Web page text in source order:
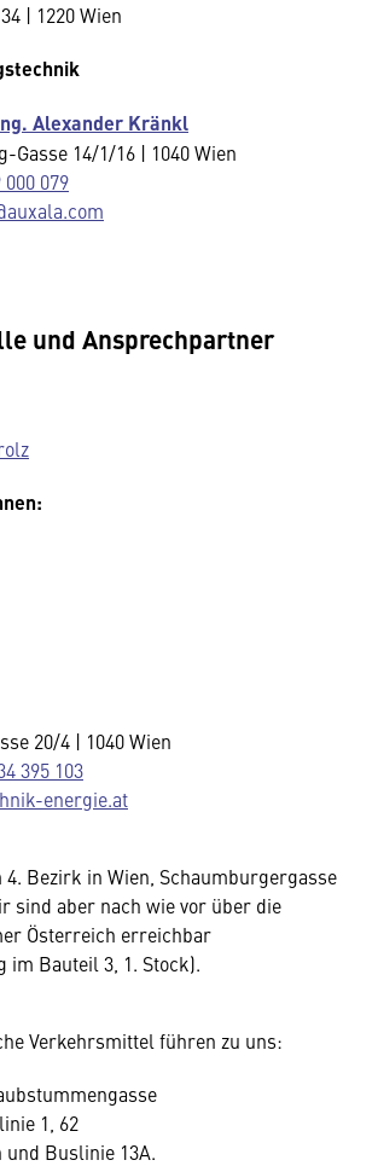
| 1220 Wien
Alexander Kränkl
Gasse 14/1/16 | 1040 Wien
000 079
und Ansprechpartner
20/4 | 1040 Wien
395 103
energie.at
Bezirk in Wien, Schaumburgergasse
sind aber nach wie vor über die
Österreich erreichbar
im Bauteil 3, 1. Stock).
Verkehrsmittel führen zu uns:
1, 62
und Buslinie 13A.